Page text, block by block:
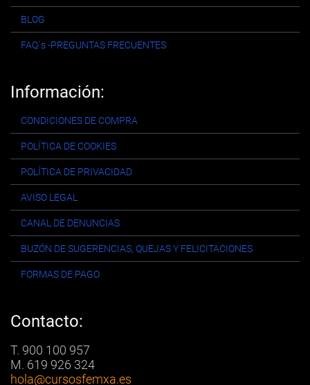
BLOG
FAQ´s -PREGUNTAS FRECUENTES
Información:
CONDICIONES DE COMPRA
POLÍTICA DE COOKIES
POLÍTICA DE PRIVACIDAD
AVISO LEGAL
CANAL DE DENUNCIAS
BUZÓN DE SUGERENCIAS, QUEJAS Y FELICITACIONES
FORMAS DE PAGO
Contacto:
T. 900 100 957
M. 619 926 324
hola@cursosfemxa.es